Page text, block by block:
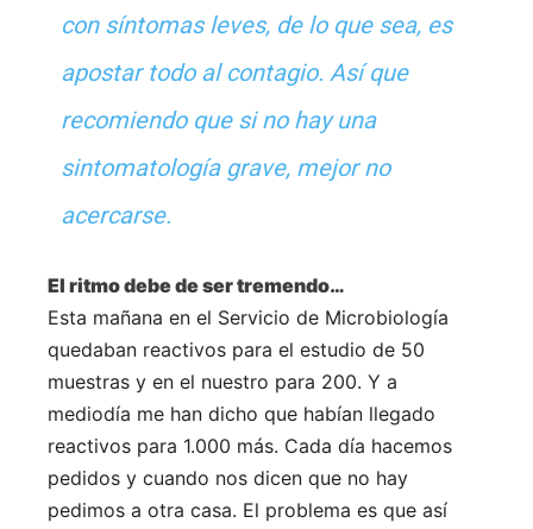
con síntomas leves, de lo que sea, es
apostar todo al contagio. Así que
recomiendo que si no hay una
sintomatología grave, mejor no
acercarse.
El ritmo debe de ser tremendo…
Esta mañana en el Servicio de Microbiología
quedaban reactivos para el estudio de 50
muestras y en el nuestro para 200. Y a
mediodía me han dicho que habían llegado
reactivos para 1.000 más. Cada día hacemos
pedidos y cuando nos dicen que no hay
pedimos a otra casa. El problema es que así